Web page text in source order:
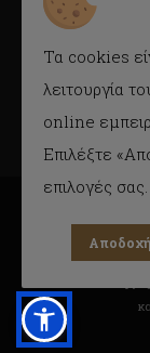
Με Courier
Δυνατότητα
Τα cookies
λειτουργία
online
Επιλέξτε
επιλογές σας.
Αποδοχή